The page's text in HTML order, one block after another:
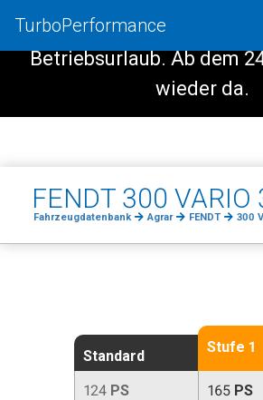
Vom 08.08. - 23.08.
Betriebsurlaub. Ab dem
wieder da.
TurboPerformance
FENDT 300 VARIO
Fahrzeugdatenbank Agrar FENDT 300
Standard
124 PS
Stufe 1
165 PS